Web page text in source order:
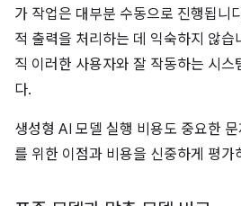
가 작업은 대부분 수동으로 진행됩니
적 출력을 처리하는 데 익숙하지 않
직 이러한 사용자와 잘 작동하는 시스
다.
생성형 AI 모델 실행 비용도 중요한
를 위한 이점과 비용을 신중하게 평가